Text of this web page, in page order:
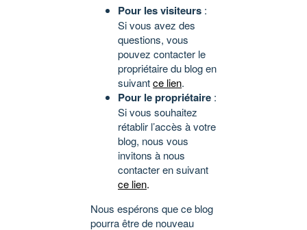
Pour les visiteurs :
Si vous avez des
questions, vous
pouvez contacter le
propriétaire du blog en
suivantce lien.
Pour le propriétaire :
Si vous souhaitez
rétablir l’accès à votre
blog, nous vous
invitons à nous
contacter en suivant
ce lien.
Nous espérons que ce blog
pourra être de nouveau